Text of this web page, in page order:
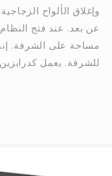
وإغلاق الألواح
عن بعد. عند فتح
مساحة على الشرفة.
للشرفة. يعمل